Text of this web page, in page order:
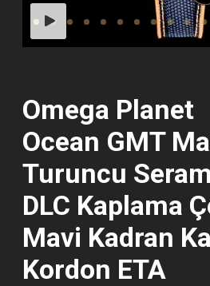
Omega Planet
Ocean GMT
Turuncu
DLC Kaplama
Mavi Kadran
Kordon ETA